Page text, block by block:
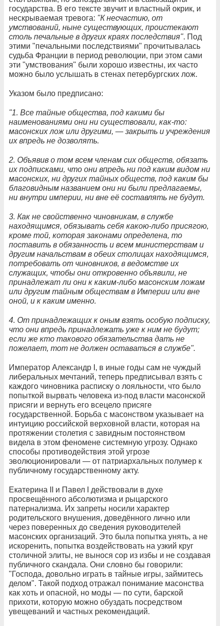
государства. В его тексте звучит и властный окрик, и
нескрываемая тревога: "К несчастию, от
умствований, ныне существующих, проистекают
столь печальные в других краях последствия". Под
этими "печальными последствиями" прочитывалась
судьба Франции в период революции, при этом сами
эти "умствования" были хорошо известны, их часто
можно было услышать в стенах петербургских лож.
Указом было предписано:
"1. Все тайные общества, под какими бы
наименованиями они ни существовали, как-то:
масонских лож или другими, — закрыть и учреждения
их впредь не дозволять.
2. Объявив о том всем членам сих обществ, обязать
их подписками, что они впредь ни под каким видом ни
масонских, ни других тайных обществ, под каким бы
благовидным названием они ни были предлагаемы,
ни внутри империи, ни вне её составлять не будут.
3. Как не свойственно чиновникам, в службе
находящимся, обязывать себя какою-либо присягою,
кроме той, которая законами определена, то
поставить в обязанность и всем министерствам и
другим начальствам в обеих столицах находящимся,
потребовать от чиновников, в ведомстве их
служащих, чтобы они откровенно объявили, не
принадлежат ли они к каким-либо масонским ложам
или другим тайным обществам в Империи или вне
оной, и к каким именно.
4. От принадлежащих к оным взять особую подписку,
что они впредь принадлежать уже к ним не будут;
если же кто такового обязательства дать не
пожелает, тот не должен оставаться в службе".
Император Александр I, в иные годы сам не чуждый
либеральных мечтаний, теперь предписывал взять с
каждого чиновника расписку о лояльности, что было
попыткой вырвать человека из-под власти масонской
присяги и вернуть его всецело присяге
государственной. Борьба с масонством указывает на
интуицию российской верховной власти, которая на
протяжении столетия с завидным постоянством
видела в этом феномене системную угрозу. Однако
способы противодействия этой угрозе
эволюционировали — от патриархальных полумер к
публичному государственному акту.
Екатерина II и Павел I действовали в духе
просвещённого абсолютизма и рыцарского
патернализма. Их запреты носили характер
родительского внушения, доведённого лично или
через поверенных до сведения руководителей
масонских организаций. Это была попытка унять, а не
искоренить, попытка воздействовать на узкий круг
столичной элиты, не вынося сор из избы и не создавая
публичного скандала. Они словно бы говорили:
"Господа, довольно играть в тайные игры, займитесь
делом". Такой подход отражал понимание масонства
как хоть и опасной, но моды — по сути, барской
прихоти, которую можно обуздать посредством
увещеваний и частных рекомендаций.